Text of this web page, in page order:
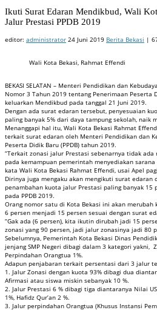
Ikuti Surat Edaran Mendikbud, Wali
Jalur Prestasi PPDB 2019
editor: administrator 24 Juni 2019 Berita Bekasi |
Wali Kota Bekasi, Rahmat Effendi
BEKASI SELATAN – Menteri Pendidikan dan
Nomor 3 Tahun 2019 tentang Penerimaan Peserta
keluarkan Mendikbud pada tanggal 21 Juni 2019.
Dengan ada surat edaran tersebut, penyesuaian
paling banyak 5% dari daya tampung sekolah, naik
Menanggapi hal itu, Wali Kota Bekasi Rahmat
terkait surat edaran oleh Menteri Pendidikan dan
Peserta Didik Baru (PPDB) tahun 2019.
“Terkait zonasi jalur Prestasi sebenarnya tidak
pada kemampuan pemerintah menyediakan
kata Wali Kota Bekasi Rahmat Effendi, usai Apel
Dirinya juga mengaku akan mengikuti surat edaran
penambahan kuota jalur Prestasi paling banyak 15
pada PPDB 2019.
Orang nomor satu di Kota Bekasi ini akan
6 persen menjadi 15 persen sesuai dengan surat
“Gak ada (6 persen), kita ikutin dirubah jadi 15
zonasi yang 90 persen, jadi jalur zonasinya jadi 80
Sebelumnya, Pemerintah Kota Bekasi Dinas
jenjang SMP Negeri dibagi dalam 3 kategori yakni,
Perpindahan Orangtua 1%.
Adapun penjabaran terkait persentasi dari 3 jalur
1. Jalur Zonasi dengan kuota 93% dibagi dua
Afirmasi atau siswa miskin sebanyak 10 %.
2. Jalur Prestasi 6 % dibagi tiga diantaranya Nilai
1%, Hafidz Qur’an 2 %.
3. Jalur perpindahan Orangtua (Khusus Instansi